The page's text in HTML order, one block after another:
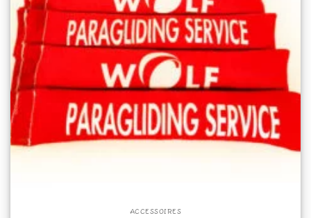
ACCESSOIRES